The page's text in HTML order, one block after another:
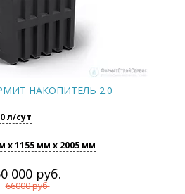
НАКОПИТЕЛЬ 2.0
л/сут
x 1155 мм x 2005 мм
000 руб.
66000 руб.